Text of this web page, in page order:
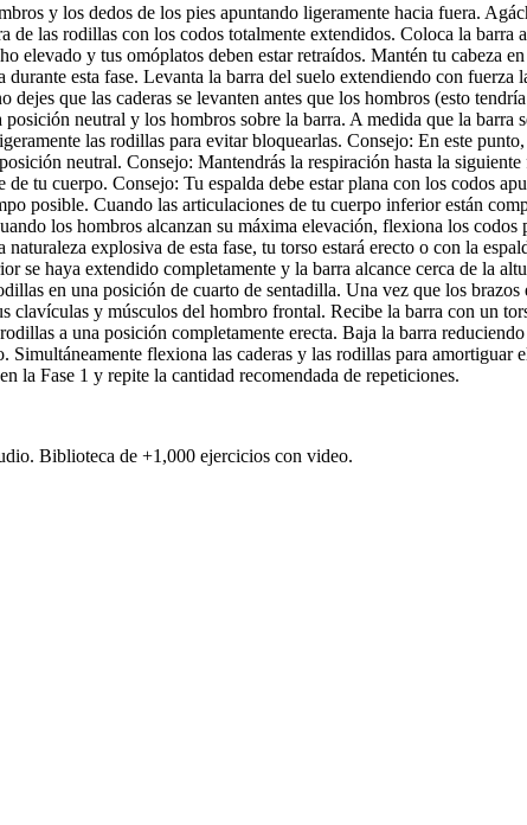
y los dedos de los pies apuntando ligeramente hacia fuera.
de las rodillas con los codos totalmente extendidos. Coloca la
elevado y tus omóplatos deben estar retraídos. Mantén tu cabeza
esta fase. Levanta la barra del suelo extendiendo con
que las caderas se levanten antes que los hombros (esto
neutral y los hombros sobre la barra. A medida que la barra
las rodillas para evitar bloquearlas. Consejo: En este
neutral. Consejo: Mantendrás la respiración hasta la
tu cuerpo. Consejo: Tu espalda debe estar plana con los codos
posible. Cuando las articulaciones de tu cuerpo inferior están
los hombros alcanzan su máxima elevación, flexiona los
explosiva de esta fase, tu torso estará erecto o con la
se haya extendido completamente y la barra alcance cerca de la
en una posición de cuarto de sentadilla. Una vez que los
clavículas y músculos del hombro frontal. Recibe la barra con un
a una posición completamente erecta. Baja la barra
flexiona las caderas y las rodillas para
la Fase 1 y repite la cantidad recomendada de repeticiones.
Biblioteca de +1,000 ejercicios con video.